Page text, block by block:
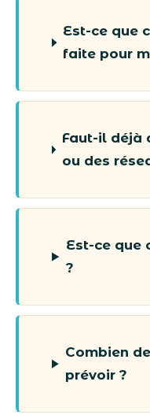
Est-ce que
faite pour
Faut-il déjà
ou des
Est-ce que
?
Combien
prévoir ?